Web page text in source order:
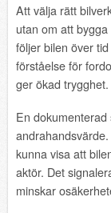
Att välja rätt
utan om att
följer bilen över
förståelse för
ger ökad trygghet.
En
kunna visa att
aktör. Det
minskar